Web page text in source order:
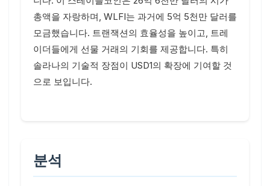
총액을 자랑하며, WLFI는 과거에 5억 5천만 달러를
모금했습니다. 트랜잭션의 효율성을 높이고, 트레
이더들에게 선물 거래의 기회를 제공합니다. 특히
솔라나의 기술적 장점이 USD1의 확장에 기여할 것
으로 보입니다.
분석